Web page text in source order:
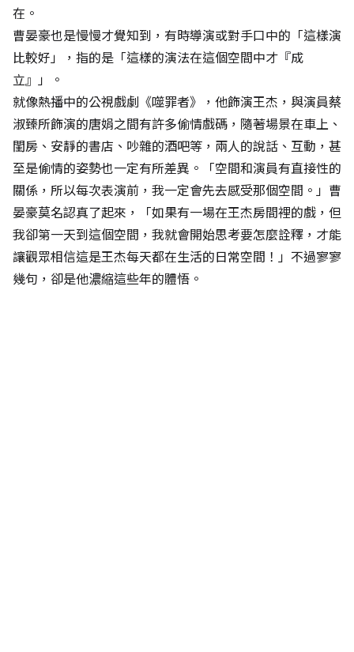
在。
曹晏豪也是慢慢才覺知到，有時導演或對手口中的「這樣演
比較好」，指的是「這樣的演法在這個空間中才『成
立』」。
就像熱播中的公視戲劇《噬罪者》，他飾演王杰，與演員蔡
淑臻所飾演的唐娟之間有許多偷情戲碼，隨著場景在車上、
閨房、安靜的書店、吵雜的酒吧等，兩人的說話、互動，甚
至是偷情的姿勢也一定有所差異。「空間和演員有直接性的
關係，所以每次表演前，我一定會先去感受那個空間。」曹
晏豪莫名認真了起來，「如果有一場在王杰房間裡的戲，但
我卻第一天到這個空間，我就會開始思考要怎麼詮釋，才能
讓觀眾相信這是王杰每天都在生活的日常空間！」不過寥寥
幾句，卻是他濃縮這些年的體悟。